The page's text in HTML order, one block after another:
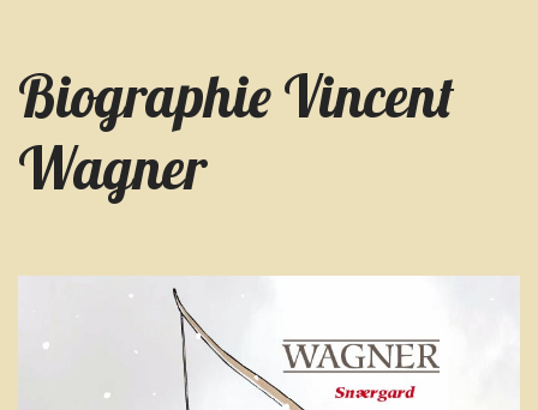
Biographie Vincent
Wagner